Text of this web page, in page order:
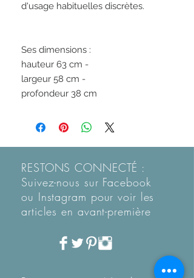
d'usage habituelles discrètes.
Ses dimensions :
hauteur 63 cm -
largeur 58 cm -
profondeur 38 cm
RESTONS CONNECTÉ :
Suivez-nous sur Facebook
ou Instagram pour voir les
articles en avant-première